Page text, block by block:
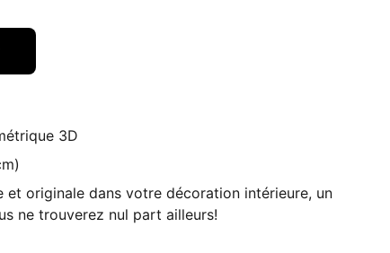
3D
et originale dans votre décoration intérieure, un
ne trouverez nul part ailleurs!